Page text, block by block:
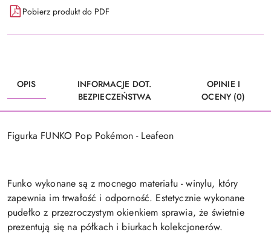
Pobierz produkt do PDF
OPIS
INFORMACJE DOT.
BEZPIECZEŃSTWA
OPINIE I
OCENY (0)
Figurka FUNKO Pop Pokémon - Leafeon
Funko wykonane są z mocnego materiału - winylu, który
zapewnia im trwałość i odporność. Estetycznie wykonane
pudełko z przezroczystym okienkiem sprawia, że świetnie
prezentują się na półkach i biurkach kolekcjonerów.